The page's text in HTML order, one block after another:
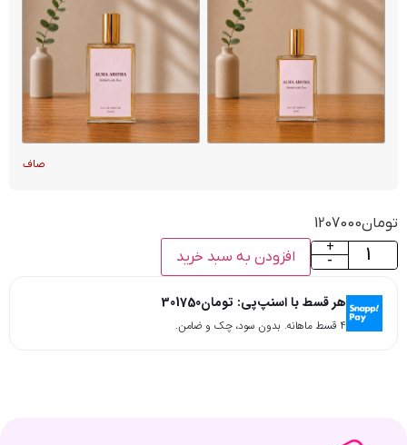
صاف
تومان1207000
-
+
افزودن به سبد خرید
هر قسط با اسنپ‌پی: تومان301750
۴ قسط ماهانه. بدون سود، چک و ضامن.